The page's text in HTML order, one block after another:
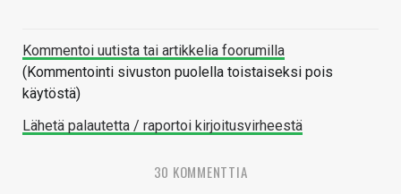
Kommentoi uutista tai artikkelia foorumilla
(Kommentointi sivuston puolella toistaiseksi pois
käytöstä)
Lähetä palautetta / raportoi kirjoitusvirheestä
30 KOMMENTTIA